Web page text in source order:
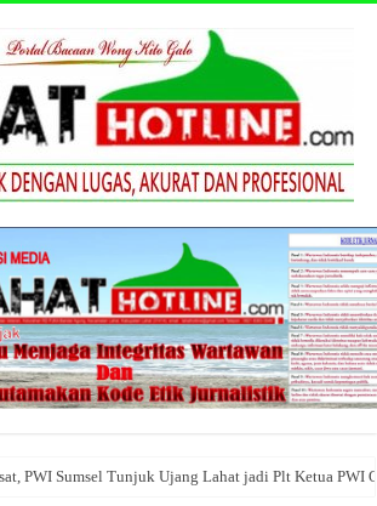
PWI Sumsel Tunjuk Ujang Lahat jadi Plt Ketua PWI